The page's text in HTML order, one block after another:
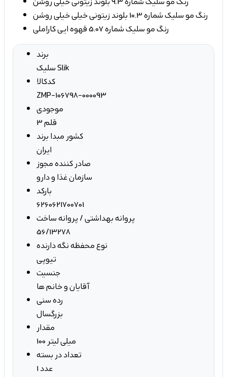
رنگ مو سلیک شماره 10.3 بلوند زیتونی خیلی خیلی روشن
رنگ مو سلیک شماره 5.07 قهوه ایی کاراملی
برند
سلیک Slik
کدکالا
ZMP-106798-000093
موجودی
3 قلم
کشور مبدا برند
ایران
صادر کننده مجوز
سازمان غذا و دارو
بارکد
6260621700701
پروانه بهداشتی / پروانه ساخت
56/13278
نوع محفظه نگه دارنده
تیوپی
جنسیت
آقایان و خانم ها
رده سنی
بزرگسال
مقدار
100 میلی لیتر
تعداد در بسته
1 عدد